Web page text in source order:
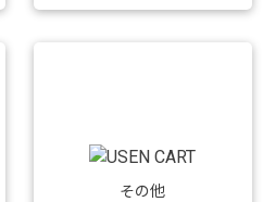
その他